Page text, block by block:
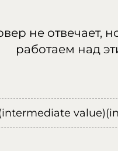
не отвечает,
работаем над